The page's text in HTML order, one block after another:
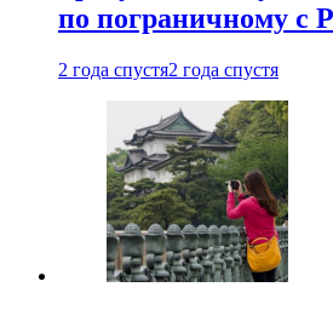
по пограничному с
2 года спустя2 года спустя